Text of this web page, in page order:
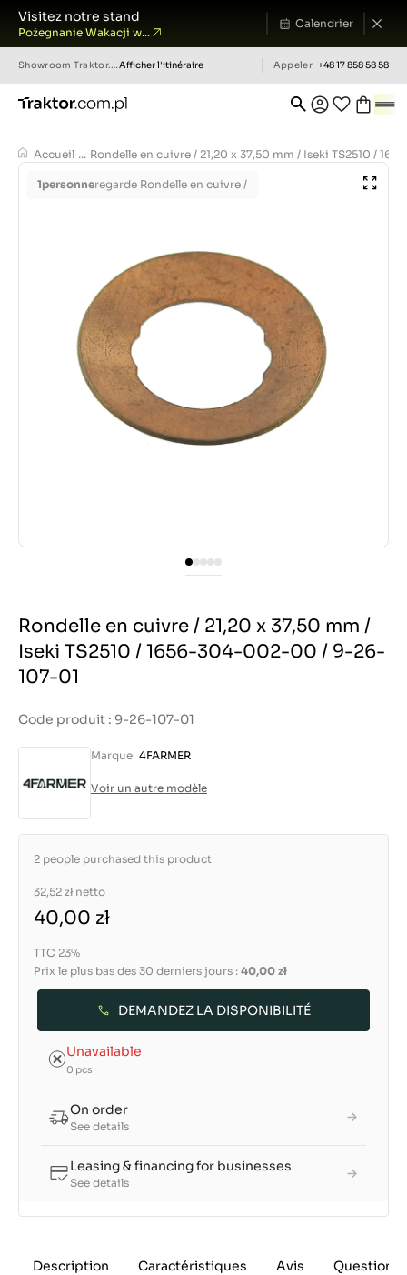
Visitez notre stand
Pożegnanie Wakacji w...
Calendrier
Showroom Traktor.com.pl Afficher l'itinéraire Appeler +48 17 858 58 58
Accueil ... Rondelle en cuivre / 21,20 x 37,50 mm / Iseki TS2510 /
1personneregarde Rondelle en cuivre /
Rondelle en cuivre / 21,20 x 37,50 mm /
Iseki TS2510 / 1656-304-002-00 / 9-26-
107-01
Code produit : 9-26-107-01
Marque 4FARMER
Voir un autre modèle
2 people purchased this product
32,52 zł netto
40,00 zł
TTC 23%
Prix le plus bas des 30 derniers jours : 40,00 zł
DEMANDEZ LA DISPONIBILITÉ
Unavailable
0 pcs
On order
See details
Leasing & financing for businesses
See details
Description Caractéristiques Avis Questions